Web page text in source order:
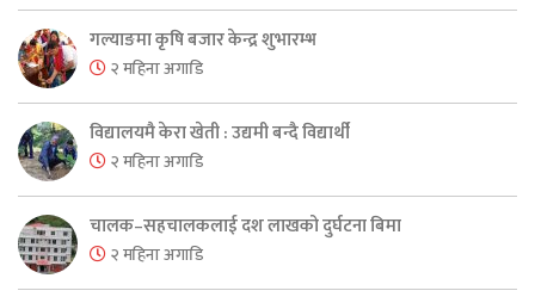
गल्याङमा कृषि बजार केन्द्र शुभारम्भ
२ महिना अगाडि
विद्यालयमै केरा खेती : उद्यमी बन्दै विद्यार्थी
२ महिना अगाडि
चालक–सहचालकलाई दश लाखको दुर्घटना बिमा
२ महिना अगाडि